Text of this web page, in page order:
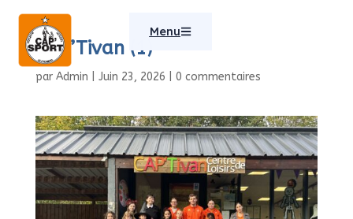
Menu
CAP’Tivan (1)
par Admin Juin 23, 2026 0 commentaires